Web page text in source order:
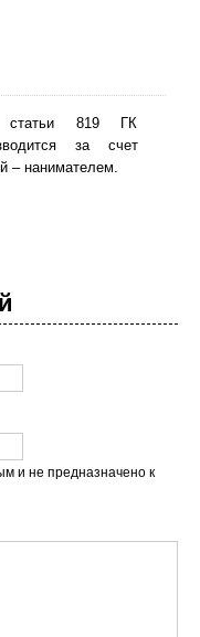
статьи 819 ГК
за счет
– нанимателем.
и не предназначено к